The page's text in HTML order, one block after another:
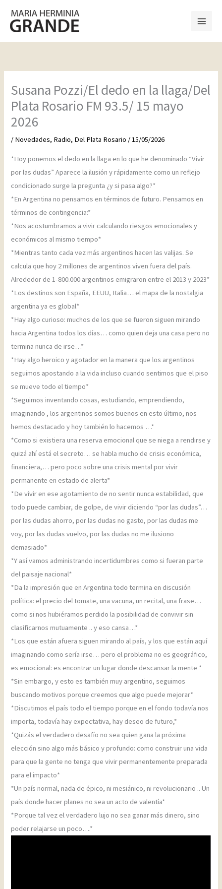
contenido
Susana Pozzi/El dedo en la llaga/Del
Plata Rosario FM 93.5/ 15 mayo
2026
/ Novedades, Radio, Del Plata Rosario /15/05/2026
*Hoy ponemos el dedo en la llaga en lo que he denominado “Vivir
por las dudas” Aparece la ilusión y rápidamente como un reflejo
condicionado surge la pregunta ¿y si pasa algo?*
*En Argentina no pensamos en términos de futuro. Pensamos en
términos de contingencia:*
*Nos acostumbramos a vivir calculando riesgos emocionales y
económicos al mismo tiempo*
*Mientras tanto cada vez más argentinos hacen las valijas. Se
calcula que hoy 2 millones de argentinos viven fuera del país.
Alrededor de 1-800.000 argentinos emigraron entre el 2013 y 2023*
*Los destinos son España, EEUU, Italia… el mapa de la nostalgia
argentina ya es global*
*Hay algo curioso: muchos de los que se fueron siguen mirando
hacia Argentina todos los días… como quien deja una casa pero no
termina nunca de irse…*
*Hay algo heroico y agotador en la manera que los argentinos
seguimos apostando a la vida incluso cuando sentimos que el piso
se mueve todo el tiempo*
*Seguimos inventando cosas, estudiando, emprendiendo,
imaginando , los argentinos somos buenos en esto último, nos
hemos destacado y hoy también lo hacemos …*
*Como si existiera una reserva emocional que se niega a rendirse y
quizá ahí está el secreto… se habla mucho de crisis económica,
financiera,… pero poco sobre una crisis mental por vivir
permanente en estado de alerta*
*De vivir en ese agotamiento de no sentir nunca estabilidad, que
todo puede cambiar, de golpe, de vivir diciendo “por las dudas”…
por las dudas ahorro, por las dudas no gasto, por las dudas me
voy, por las dudas vuelvo, por las dudas no me ilusiono
demasiado*
*Y así vamos administrando incertidumbres como si fueran parte
del paisaje nacional*
*Da la impresión que en Argentina todo termina en discusión
política: el precio del tomate, una vacuna, un recital, una frase…
como si nos hubiéramos perdido la posibilidad de convivir sin
clasificarnos mutuamente .. y eso cansa…*
*Los que están afuera siguen mirando al país, y los que están aquí
imaginando como sería irse… pero el problema no es geográfico,
es emocional: es encontrar un lugar donde descansar la mente *
*Sin embargo, y esto es también muy argentino, seguimos
buscando motivos porque creemos que algo puede mejorar*
*Discutimos el país todo el tiempo porque en el fondo todavía nos
importa, todavía hay expectativa, hay deseo de futuro,*
*Quizás el verdadero desafío no sea quien gana la próxima
elección sino algo más básico y profundo: como construir una vida
para que la gente no tenga que vivir permanentemente preparada
para el impacto*
*Un país normal, nada de épico, ni mesiánico, ni revolucionario .. Un
país donde hacer planes no sea un acto de valentía*
*Porque tal vez el verdadero lujo no sea ganar más dinero, sino
poder relajarse un poco….*